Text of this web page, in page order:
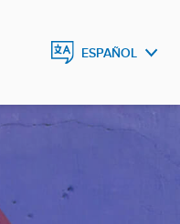
ESPAÑOL
ENGLISH